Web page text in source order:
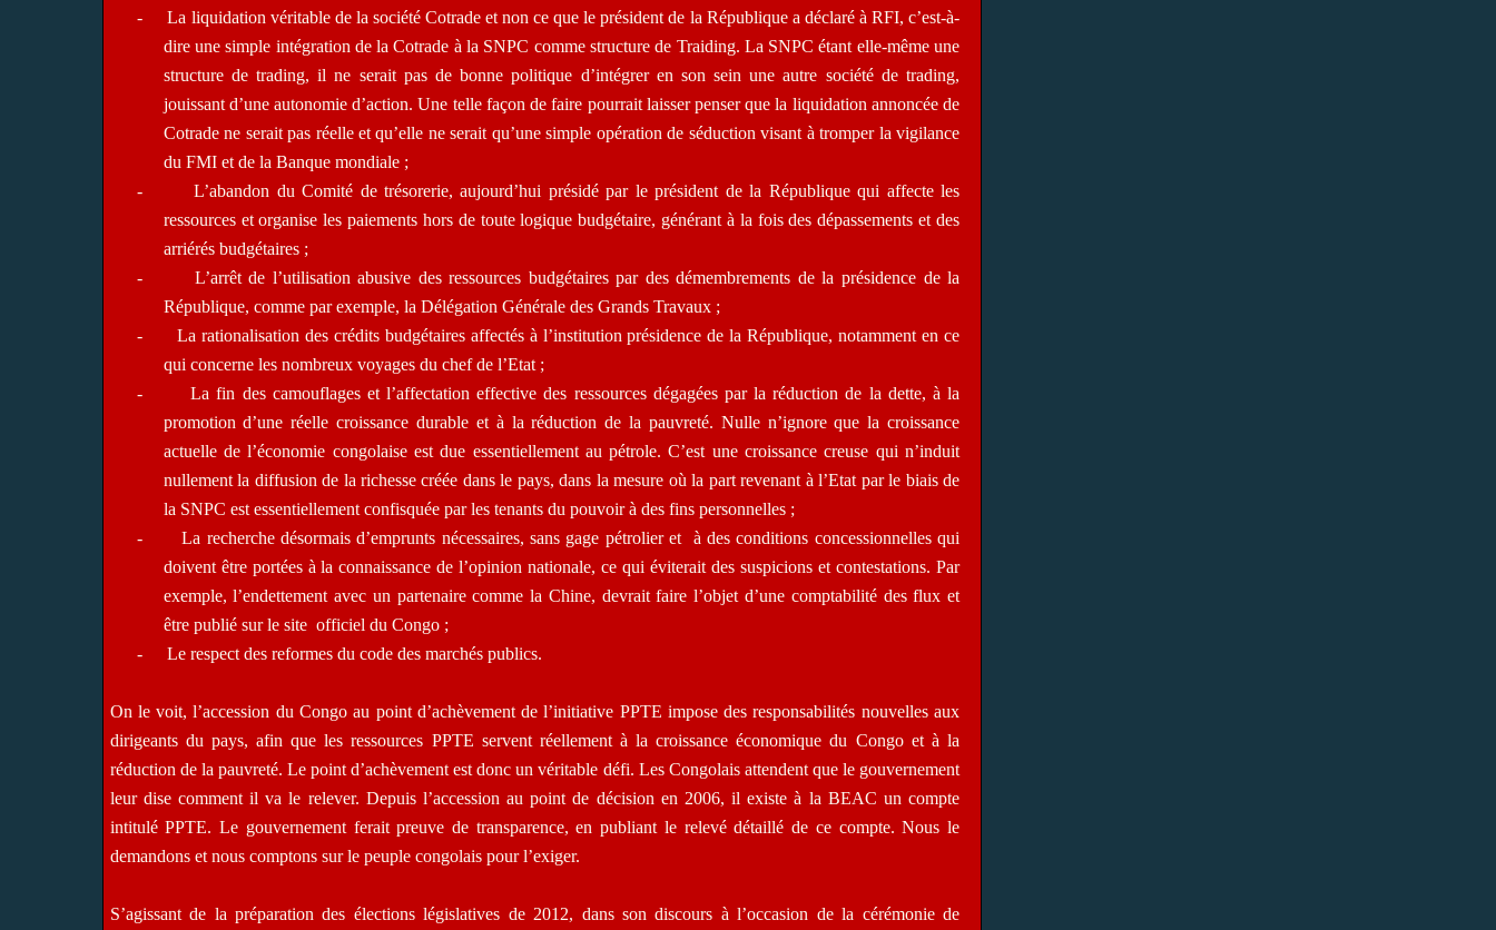
-
La liquidation véritable de la société Cotrade et non ce que le président de la République a déclaré à RFI, c’est-à-
dire une simple intégration de la Cotrade à la SNPC comme structure de Traiding. La SNPC étant elle-même une
structure de trading, il ne serait pas de bonne politique d’intégrer en son sein une autre société de trading,
jouissant d’une autonomie d’action. Une telle façon de faire pourrait laisser penser que la liquidation annoncée de
Cotrade ne serait pas réelle et qu’elle ne serait qu’une simple opération de séduction visant à tromper la vigilance
du FMI et de la Banque mondiale ;
-
L’abandon du Comité de trésorerie, aujourd’hui présidé par le président de la République qui affecte les
ressources et organise les paiements hors de toute logique budgétaire, générant à la fois des dépassements et des
arriérés budgétaires ;
-
L’arrêt de l’utilisation abusive des ressources budgétaires par des démembrements de la présidence de la
République, comme par exemple, la Délégation Générale des Grands Travaux ;
-
La rationalisation des crédits budgétaires affectés à l’institution présidence de la République, notamment en ce
qui concerne les nombreux voyages du chef de l’Etat ;
-
La fin des camouflages et l’affectation effective des ressources dégagées par la réduction de la dette, à la
promotion d’une réelle croissance durable et à la réduction de la pauvreté. Nulle n’ignore que la croissance
actuelle de l’économie congolaise est due essentiellement au pétrole. C’est une croissance creuse qui n’induit
nullement la diffusion de la richesse créée dans le pays, dans la mesure où la part revenant à l’Etat par le biais de
la SNPC est essentiellement confisquée par les tenants du pouvoir à des fins personnelles ;
-
La recherche désormais d’emprunts nécessaires, sans gage pétrolier et
à des conditions concessionnelles qui
doivent être portées à la connaissance de l’opinion nationale, ce qui éviterait des suspicions et contestations. Par
exemple, l’endettement avec un partenaire comme la Chine, devrait faire l’objet d’une comptabilité des flux et
être publié sur le site officiel du Congo ;
-
Le respect des reformes du code des marchés publics.
On le voit, l’accession du Congo au point d’achèvement de l’initiative PPTE impose des responsabilités nouvelles aux
dirigeants du pays, afin que les ressources PPTE servent réellement à la croissance économique du Congo et à la
réduction de la pauvreté. Le point d’achèvement est donc un véritable défi. Les Congolais attendent que le gouvernement
leur dise comment il va le relever. Depuis l’accession au point de décision en 2006, il existe à la BEAC un compte
intitulé PPTE. Le gouvernement ferait preuve de transparence, en publiant le relevé détaillé de ce compte. Nous le
demandons et nous comptons sur le peuple congolais pour l’exiger.
S’agissant de la préparation des élections législatives de 2012, dans son discours à l’occasion de la cérémonie de